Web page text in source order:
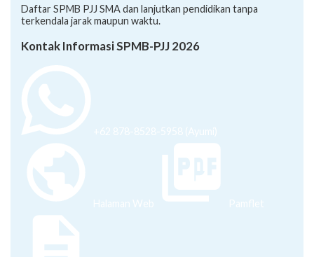
Daftar SPMB PJJ SMA dan lanjutkan pendidikan tanpa
terkendala jarak maupun waktu.
Kontak Informasi SPMB-PJJ 2026
+62 878-8528-5958 (Ayumi)
Halaman Web Pamflet